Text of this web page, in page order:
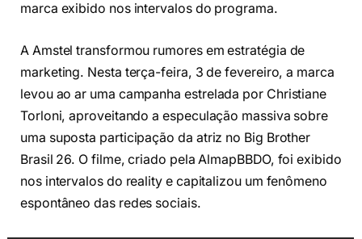
marca exibido nos intervalos do programa.
A Amstel transformou rumores em estratégia de
marketing. Nesta terça-feira, 3 de fevereiro, a marca
levou ao ar uma campanha estrelada por Christiane
Torloni, aproveitando a especulação massiva sobre
uma suposta participação da atriz no Big Brother
Brasil 26. O filme, criado pela AlmapBBDO, foi exibido
nos intervalos do reality e capitalizou um fenômeno
espontâneo das redes sociais.